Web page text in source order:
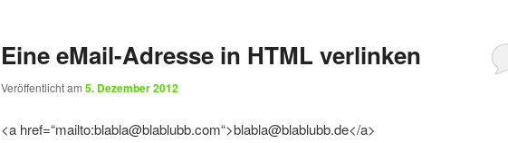
springen
springen
Eine eMail-Adresse in HTML verlinken
Veröffentlicht am 5. Dezember 2012
<a href=“mailto:blabla@blablubb.com“>blabla@blablubb.de</a>